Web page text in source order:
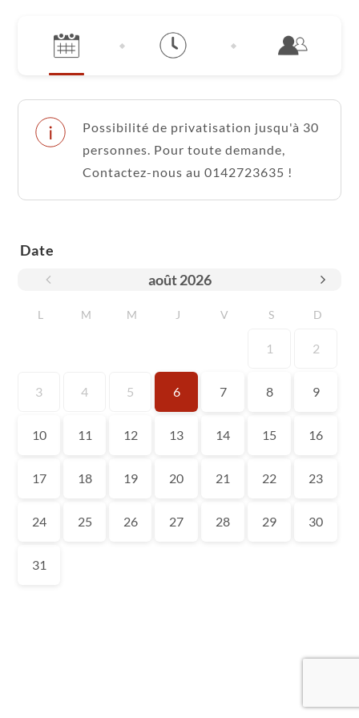
Possibilité de privatisation jusqu'à 30
personnes. Pour toute demande,
Contactez-nous au 0142723635 !
Date
août 2026
L M M J V S D
1 2
3 4 5 6 7 8 9
10 11 12 13 14 15 16
17 18 19 20 21 22 23
24 25 26 27 28 29 30
31